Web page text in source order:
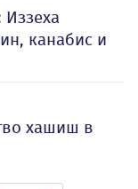
канабис и
хашиш в